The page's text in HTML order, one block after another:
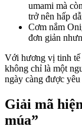
umami mà
trở nên hấp
Cơm nắm
đơn giản
Với hương vị tinh tế
không chỉ là một
ngày càng được
Giải mã
múa”